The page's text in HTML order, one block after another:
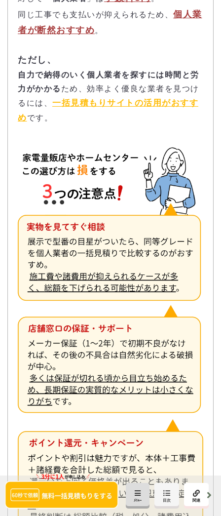
同じ工事でも支払いが抑えられるため、 個人業
者が断然おすすめ。
ただし、
自力で納得のいく個人業者を探すには時間と労
力がかかる ため、効率よく優良な業者を見つけ
るには、 一括見積もりサイトの活用がおすす
めです。